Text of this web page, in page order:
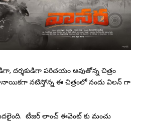
దర్శకుడిగా పరిచయం అవుతోన్న చిత్రం
నటిస్తోన్న ఈ చిత్రంలో నందు విలన్ గా
టీజర్ లాంచ్ ఈవెంట్ కు మంచు